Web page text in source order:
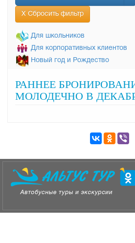
Х Сбросить фильтр
Для школьников
Для корпоративных клиентов
Новый год и Рождество
РАННЕЕ
МОЛОДЕЧНО В